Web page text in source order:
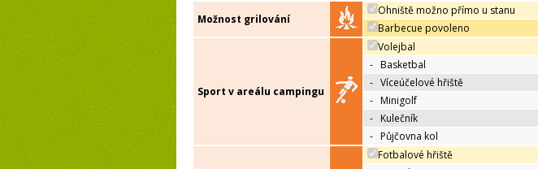
Možnost grilování
Ohniště možno přímo u stanu
Barbecue povoleno
Sport v areálu campingu
Volejbal
- Basketbal
- Víceúčelové hřiště
- Minigolf
- Kulečník
- Půjčovna kol
Fotbalové hřiště